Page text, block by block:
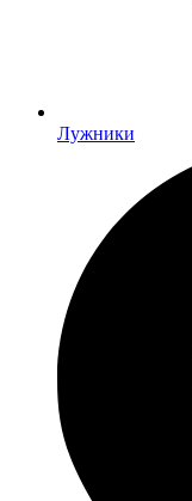
Лужники